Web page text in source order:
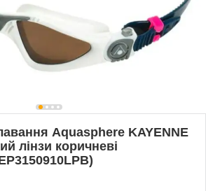
Aquasphere KAYENNE
лінзи коричневі